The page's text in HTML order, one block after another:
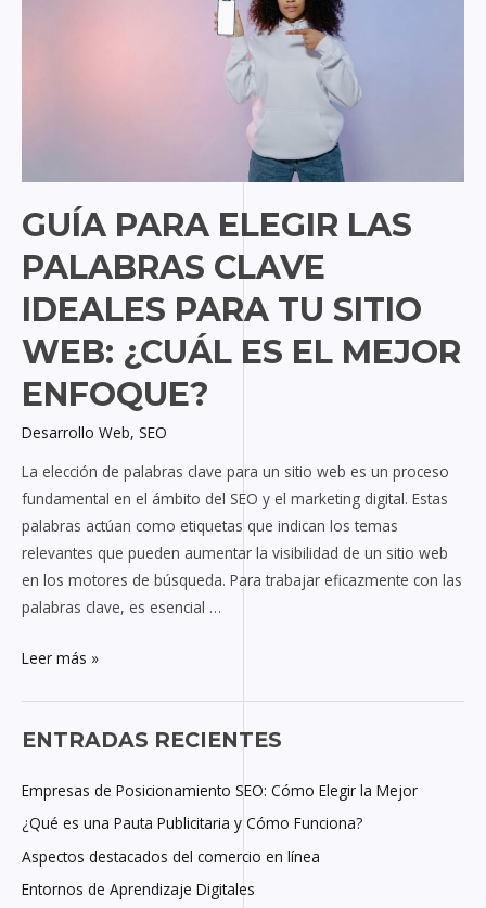
GUÍA PARA ELEGIR LAS
PALABRAS CLAVE
IDEALES PARA TU SITIO
WEB: ¿CUÁL ES EL MEJOR
ENFOQUE?
Desarrollo Web, SEO
La elección de palabras clave para un sitio web es un proceso
fundamental en el ámbito del SEO y el marketing digital. Estas
palabras actúan como etiquetas que indican los temas
relevantes que pueden aumentar la visibilidad de un sitio web
en los motores de búsqueda. Para trabajar eficazmente con las
palabras clave, es esencial …
es
el
mejor
enfoque?
Leer más »
ENTRADAS RECIENTES
Empresas de Posicionamiento SEO: Cómo Elegir la Mejor
¿Qué es una Pauta Publicitaria y Cómo Funciona?
Aspectos destacados del comercio en línea
Entornos de Aprendizaje Digitales